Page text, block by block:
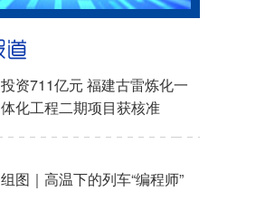
投资711亿元 福建古雷炼化一
体化工程二期项目获核准
组图｜高温下的列车“编程师”